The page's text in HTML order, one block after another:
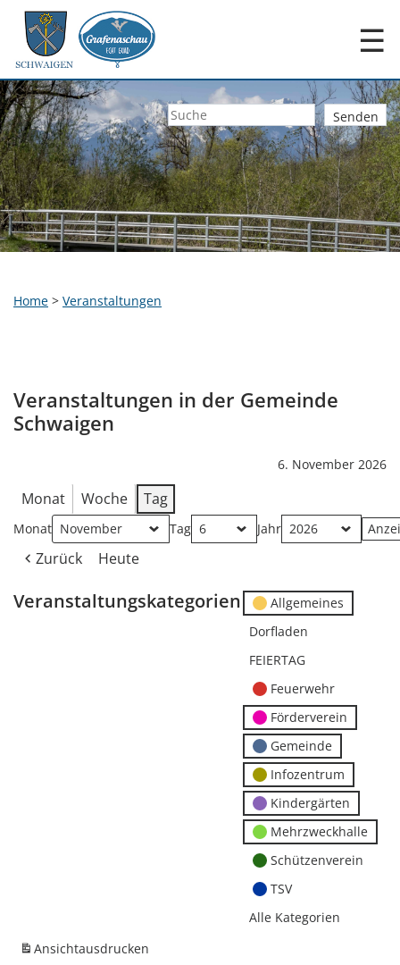
☰
Home > Veranstaltungen
Veranstaltungen in der Gemeinde
Schwaigen
6. November 2026
Monat Woche Tag
Monat Tag Jahr
Zurück Heute
Veranstaltungskategorien
Allgemeines
Dorfladen
FEIERTAG
Feuerwehr
Förderverein
Gemeinde
Infozentrum
Kindergärten
Mehrzweckhalle
Schützenverein
TSV
Alle Kategorien
Ansichtausdrucken